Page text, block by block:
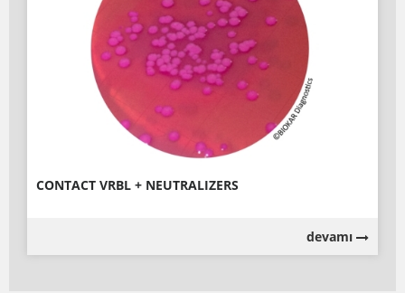
CONTACT VRBL + NEUTRALIZERS
devamı